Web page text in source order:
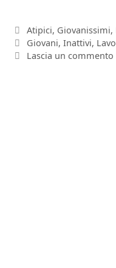
Categorie
Atipici, Giovanissimi,
Tag
Giovani, Inattivi,
Lascia un commento